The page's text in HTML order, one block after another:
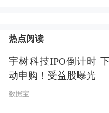
企业的融资需求，
国寿资产总裁于泳
成本高、周期长、
热点阅读
宇树科技IPO倒计时
动申购！受益股曝光
数据宝